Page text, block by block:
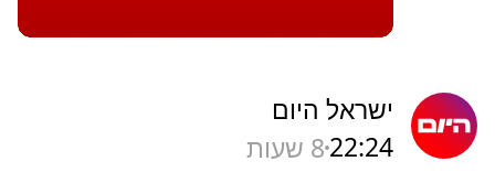
ישראל היום
22:248 שעות